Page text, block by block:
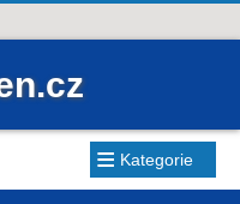
≡ Kategorie